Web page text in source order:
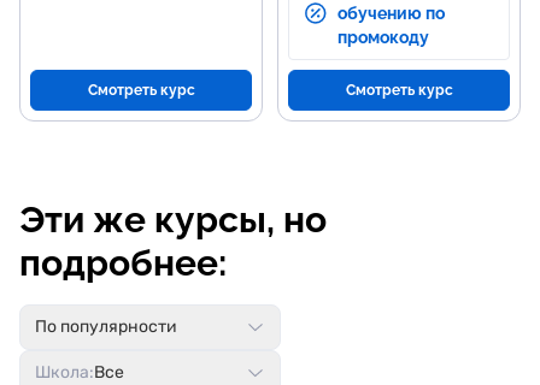
Смотреть курс
обучению по
промокоду
Смотреть курс
Эти же курсы, но
подробнее:
По популярности
Школа:Все